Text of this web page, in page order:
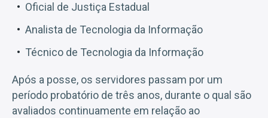
Oficial de Justiça Estadual
Analista de Tecnologia da Informação
Técnico de Tecnologia da Informação
Após a posse, os servidores passam por um
período probatório de três anos, durante o qual são
avaliados continuamente em relação ao